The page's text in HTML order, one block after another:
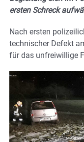
ersten Schreck
Nach ersten
technischer Defekt
für das unfreiwillige